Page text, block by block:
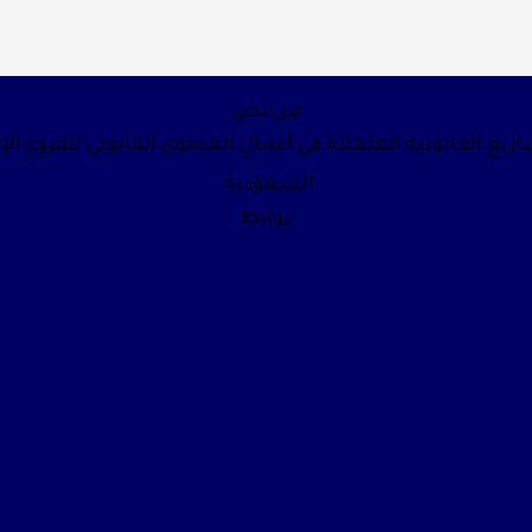
من نحن
القانونية المتمثلة في أعمال المحتوى القانوني للفروع
السعودية.
روابط